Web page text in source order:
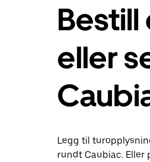
Bestill
eller
Legg til
rundt Caubiac. Eller